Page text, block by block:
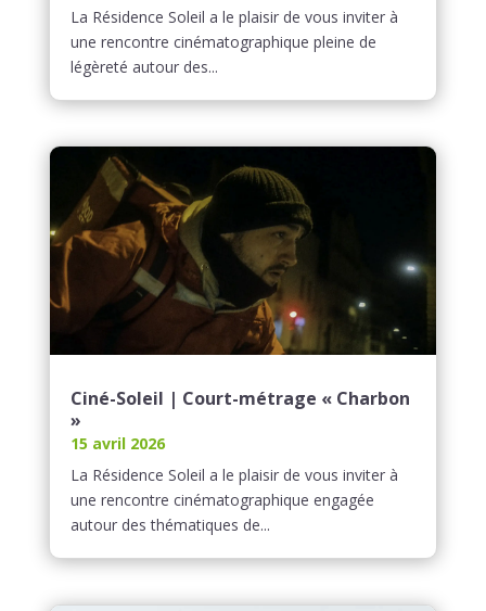
La Résidence Soleil a le plaisir de vous inviter à
une rencontre cinématographique pleine de
légèreté autour des...
Ciné-Soleil | Court-métrage « Charbon
»
15 avril 2026
La Résidence Soleil a le plaisir de vous inviter à
une rencontre cinématographique engagée
autour des thématiques de...